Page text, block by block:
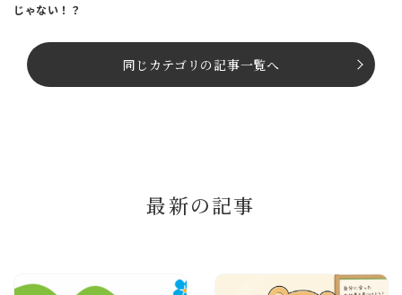
じゃない！？
同じカテゴリの記事⼀覧へ
最新の記事